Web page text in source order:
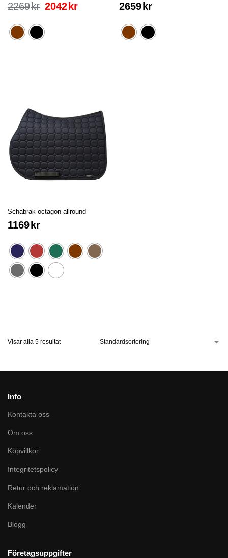
2269kr 2042 kr 2659 kr
Schabrak octagon allround
1169 kr
Visar alla 5 resultat
Info
Kontakta oss
Om oss
Köpvillkor
Integritetspolicy
Retur och reklamation
Kalender
Blogg
Företagsuppgifter